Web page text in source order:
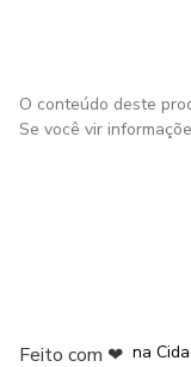
O conteúdo deste
Se você vir
Feito com ❤ na